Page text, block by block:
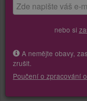
nebo si
A nemějte obavy,
zrušit.
Poučení o zpracování